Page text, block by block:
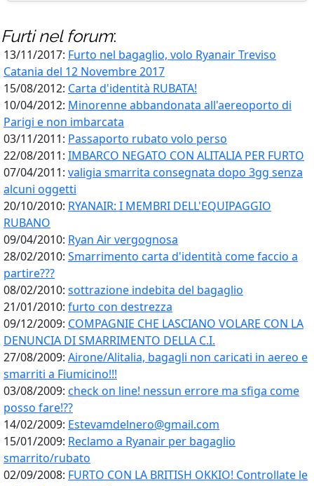
Furtinel forum:
13/11/2017: Furto nel bagaglio, volo Ryanair Treviso
Catania del 12 Novembre 2017
15/08/2012: Carta d'identità RUBATA!
10/04/2012: Minorenne abbandonata all'aereoporto di
Parigi e non imbarcata
03/11/2011: Passaporto rubato volo perso
22/08/2011: IMBARCO NEGATO CON ALITALIA PER FURTO
07/04/2011: valigia smarrita consegnata dopo 3gg senza
alcuni oggetti
20/10/2010: RYANAIR: I MEMBRI DELL'EQUIPAGGIO
RUBANO
09/04/2010: Ryan Air vergognosa
28/02/2010: Smarrimento carta d'identità come faccio a
partire???
08/02/2010: sottrazione indebita del bagaglio
21/01/2010: furto con destrezza
09/12/2009: COMPAGNIE CHE LASCIANO VOLARE CON LA
DENUNCIA DI SMARRIMENTO DELLA C.I.
27/08/2009: Airone/Alitalia, bagagli non caricati in aereo e
smarriti a Fiumicino!!!
03/08/2009: check on line! nessun errore ma sfiga come
posso fare!??
14/02/2009: Estevamdelnero@gmail.com
15/01/2009: Reclamo a Ryanair per bagaglio
smarrito/rubato
02/09/2008: FURTO CON LA BRITISH OKKIO! Controllate le